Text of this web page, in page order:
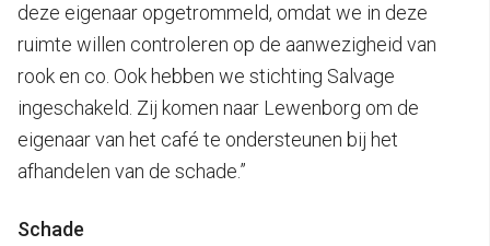
deze eigenaar opgetrommeld, omdat we in deze
ruimte willen controleren op de aanwezigheid van
rook en co. Ook hebben we stichting Salvage
ingeschakeld. Zij komen naar Lewenborg om de
eigenaar van het café te ondersteunen bij het
afhandelen van de schade.”
Schade